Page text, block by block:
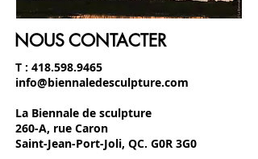
NOUS CONTACTER
T : 418.598.9465
info@biennaledesculpture.com
La Biennale de sculpture
260-A, rue Caron
Saint-Jean-Port-Joli, QC. G0R 3G0